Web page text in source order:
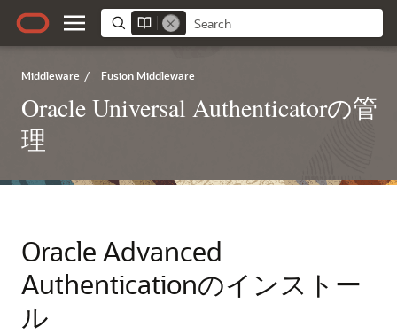
Middleware / Fusion Middleware
Oracle Universal Authenticatorの管
理
Oracle Advanced
Authenticationのインストー
ル